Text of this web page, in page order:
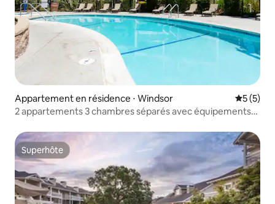
Appartement en résidence ⋅ Windsor
5 (5)
2 appartements 3 chambres séparés avec équipements
Superhôte
Superhôte